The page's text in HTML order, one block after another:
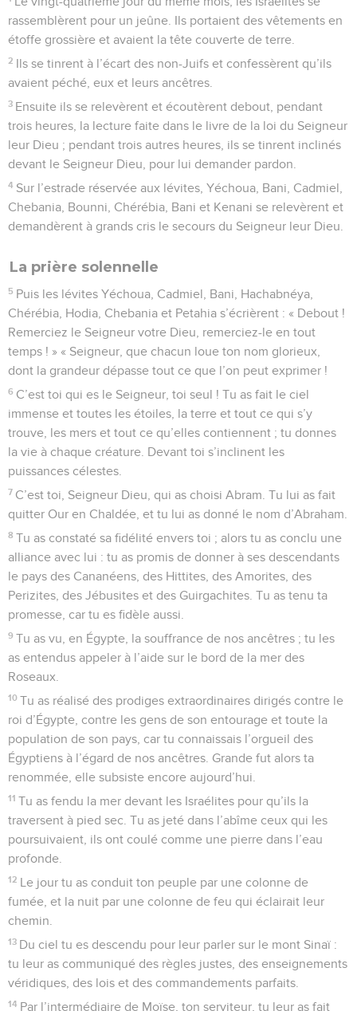
rassemblèrent pour un jeûne. Ils portaient des vêtements en
étoffe grossière et avaient la tête couverte de terre.
2 Ils se tinrent à l’écart des non-Juifs et confessèrent qu’ils
avaient péché, eux et leurs ancêtres.
3 Ensuite ils se relevèrent et écoutèrent debout, pendant
trois heures, la lecture faite dans le livre de la loi du Seigneur
leur Dieu ; pendant trois autres heures, ils se tinrent inclinés
devant le Seigneur Dieu, pour lui demander pardon.
4 Sur l’estrade réservée aux lévites, Yéchoua, Bani, Cadmiel,
Chebania, Bounni, Chérébia, Bani et Kenani se relevèrent et
demandèrent à grands cris le secours du Seigneur leur Dieu.
La prière solennelle
5 Puis les lévites Yéchoua, Cadmiel, Bani, Hachabnéya,
Chérébia, Hodia, Chebania et Petahia s’écrièrent : « Debout !
Remerciez le Seigneur votre Dieu, remerciez-le en tout
temps ! » « Seigneur, que chacun loue ton nom glorieux,
dont la grandeur dépasse tout ce que l’on peut exprimer !
6 C’est toi qui es le Seigneur, toi seul ! Tu as fait le ciel
immense et toutes les étoiles, la terre et tout ce qui s’y
trouve, les mers et tout ce qu’elles contiennent ; tu donnes
la vie à chaque créature. Devant toi s’inclinent les
puissances célestes.
7 C’est toi, Seigneur Dieu, qui as choisi Abram. Tu lui as fait
quitter Our en Chaldée, et tu lui as donné le nom d’Abraham.
8 Tu as constaté sa fidélité envers toi ; alors tu as conclu une
alliance avec lui : tu as promis de donner à ses descendants
le pays des Cananéens, des Hittites, des Amorites, des
Perizites, des Jébusites et des Guirgachites. Tu as tenu ta
promesse, car tu es fidèle aussi.
9 Tu as vu, en Égypte, la souffrance de nos ancêtres ; tu les
as entendus appeler à l’aide sur le bord de la mer des
Roseaux.
10 Tu as réalisé des prodiges extraordinaires dirigés contre le
roi d’Égypte, contre les gens de son entourage et toute la
population de son pays, car tu connaissais l’orgueil des
Égyptiens à l’égard de nos ancêtres. Grande fut alors ta
renommée, elle subsiste encore aujourd’hui.
11 Tu as fendu la mer devant les Israélites pour qu’ils la
traversent à pied sec. Tu as jeté dans l’abîme ceux qui les
poursuivaient, ils ont coulé comme une pierre dans l’eau
profonde.
12 Le jour tu as conduit ton peuple par une colonne de
fumée, et la nuit par une colonne de feu qui éclairait leur
chemin.
13 Du ciel tu es descendu pour leur parler sur le mont Sinaï :
tu leur as communiqué des règles justes, des enseignements
véridiques, des lois et des commandements parfaits.
14 Par l’intermédiaire de Moïse, ton serviteur, tu leur as fait